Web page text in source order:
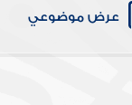
عرض موضوعي